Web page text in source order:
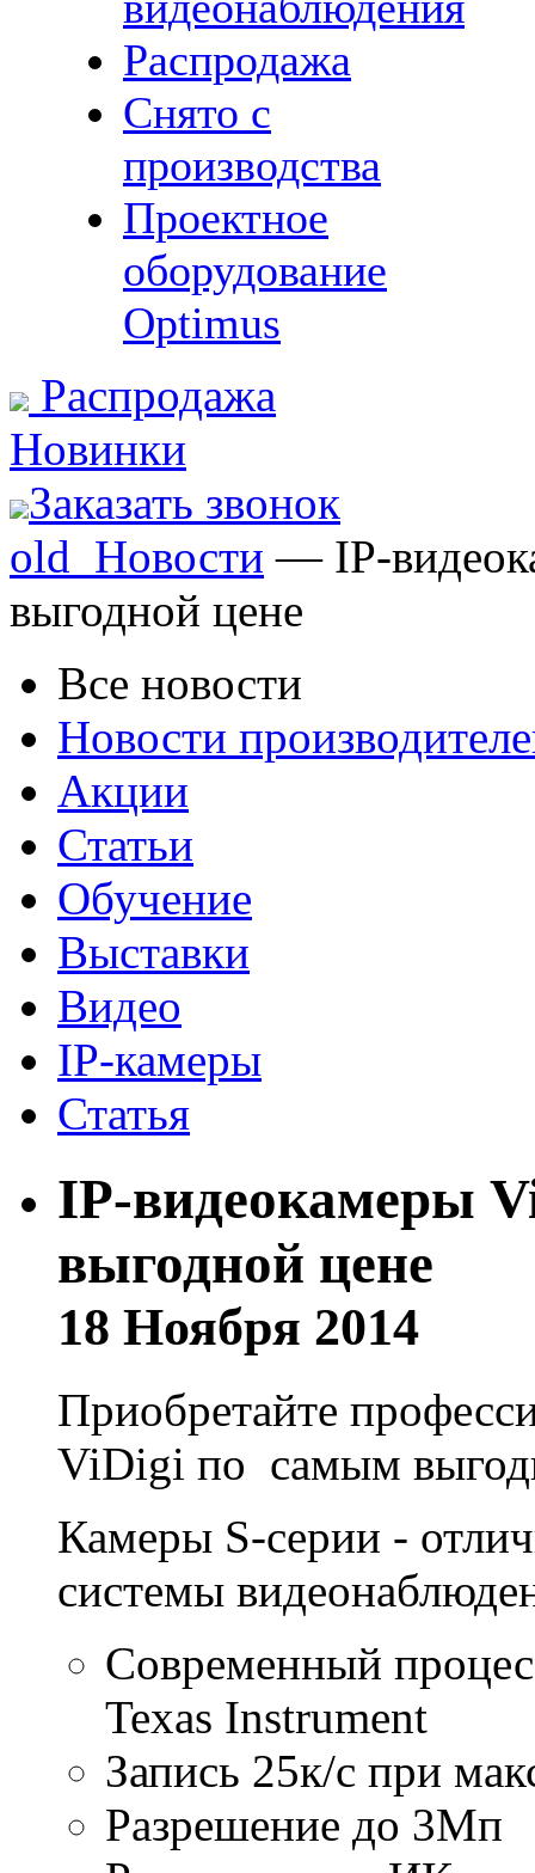
Распродажа
Снято с
производства
Проектное
оборудование
Optimus
Распродажа
Новинки
Заказать звонок
old_Новости — IP-
выгодной цене
Все новости
Новости
Акции
Статьи
Обучение
Выставки
Видео
IP-камеры
Статья
IP-видеокамеры
выгодной цене
18 Ноября 2014
Приобретайте
ViDigi по самым
Камеры S-серии -
системы
Современный
Texas Instrument
Запись 25к/с при
Разрешение до 3Мп